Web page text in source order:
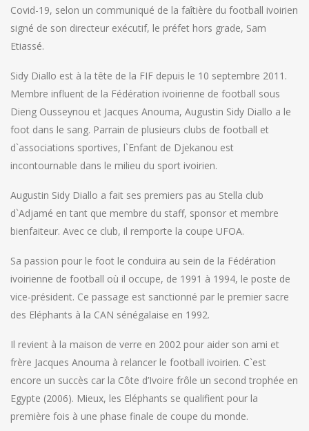
Covid-19, selon un communiqué de la faîtière du football ivoirien
signé de son directeur exécutif, le préfet hors grade, Sam
Etiassé.
Sidy Diallo est à la tête de la FIF depuis le 10 septembre 2011.
Membre influent de la Fédération ivoirienne de football sous
Dieng Ousseynou et Jacques Anouma, Augustin Sidy Diallo a le
foot dans le sang. Parrain de plusieurs clubs de football et
d`associations sportives, l`Enfant de Djekanou est
incontournable dans le milieu du sport ivoirien.
Augustin Sidy Diallo a fait ses premiers pas au Stella club
d`Adjamé en tant que membre du staff, sponsor et membre
bienfaiteur. Avec ce club, il remporte la coupe UFOA.
Sa passion pour le foot le conduira au sein de la Fédération
ivoirienne de football où il occupe, de 1991 à 1994, le poste de
vice-président. Ce passage est sanctionné par le premier sacre
des Eléphants à la CAN sénégalaise en 1992.
Il revient à la maison de verre en 2002 pour aider son ami et
frère Jacques Anouma à relancer le football ivoirien. C`est
encore un succès car la Côte d’Ivoire frôle un second trophée en
Egypte (2006). Mieux, les Eléphants se qualifient pour la
première fois à une phase finale de coupe du monde.